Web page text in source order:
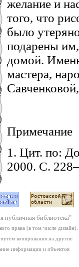
желание и
того, что
было
подарены
домой.
мастера,
Примечание
1. Цит. по:
2000. С.
публичная библиотека"
права (в том числе дизайн).
копирования на другие
информации и объектов